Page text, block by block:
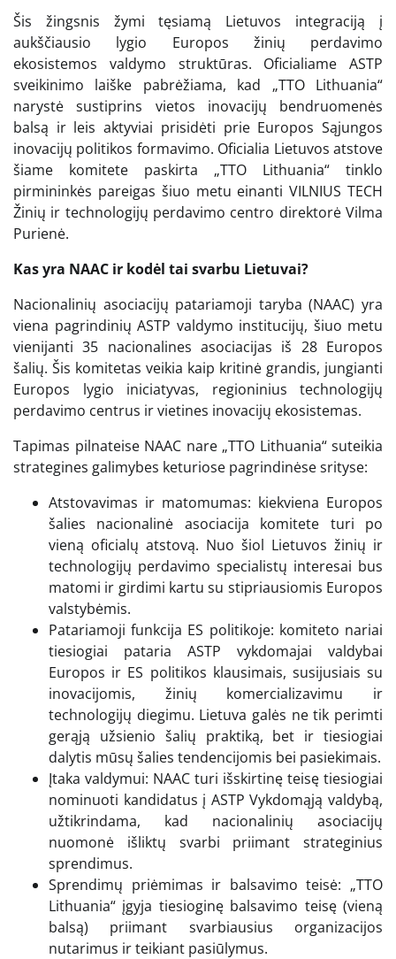
Šis žingsnis žymi tęsiamą Lietuvos integraciją į
aukščiausio lygio Europos žinių perdavimo
ekosistemos valdymo struktūras. Oficialiame ASTP
sveikinimo laiške pabrėžiama, kad „TTO Lithuania“
narystė sustiprins vietos inovacijų bendruomenės
balsą ir leis aktyviai prisidėti prie Europos Sąjungos
inovacijų politikos formavimo. Oficialia Lietuvos atstove
šiame komitete paskirta „TTO Lithuania“ tinklo
pirmininkės pareigas šiuo metu einanti VILNIUS TECH
Žinių ir technologijų perdavimo centro direktorė Vilma
Purienė.
Kas yra NAAC ir kodėl tai svarbu Lietuvai?
Nacionalinių asociacijų patariamoji taryba (NAAC) yra
viena pagrindinių ASTP valdymo institucijų, šiuo metu
vienijanti 35 nacionalines asociacijas iš 28 Europos
šalių. Šis komitetas veikia kaip kritinė grandis, jungianti
Europos lygio iniciatyvas, regioninius technologijų
perdavimo centrus ir vietines inovacijų ekosistemas.
Tapimas pilnateise NAAC nare „TTO Lithuania“ suteikia
strategines galimybes keturiose pagrindinėse srityse:
Atstovavimas ir matomumas: kiekviena Europos
šalies nacionalinė asociacija komitete turi po
vieną oficialų atstovą. Nuo šiol Lietuvos žinių ir
technologijų perdavimo specialistų interesai bus
matomi ir girdimi kartu su stipriausiomis Europos
valstybėmis.
Patariamoji funkcija ES politikoje: komiteto nariai
tiesiogiai pataria ASTP vykdomajai valdybai
Europos ir ES politikos klausimais, susijusiais su
inovacijomis, žinių komercializavimu ir
technologijų diegimu. Lietuva galės ne tik perimti
gerąją užsienio šalių praktiką, bet ir tiesiogiai
dalytis mūsų šalies tendencijomis bei pasiekimais.
Įtaka valdymui: NAAC turi išskirtinę teisę tiesiogiai
nominuoti kandidatus į ASTP Vykdomąją valdybą,
užtikrindama, kad nacionalinių asociacijų
nuomonė išliktų svarbi priimant strateginius
sprendimus.
Sprendimų priėmimas ir balsavimo teisė: „TTO
Lithuania“ įgyja tiesioginę balsavimo teisę (vieną
balsą) priimant svarbiausius organizacijos
nutarimus ir teikiant pasiūlymus.